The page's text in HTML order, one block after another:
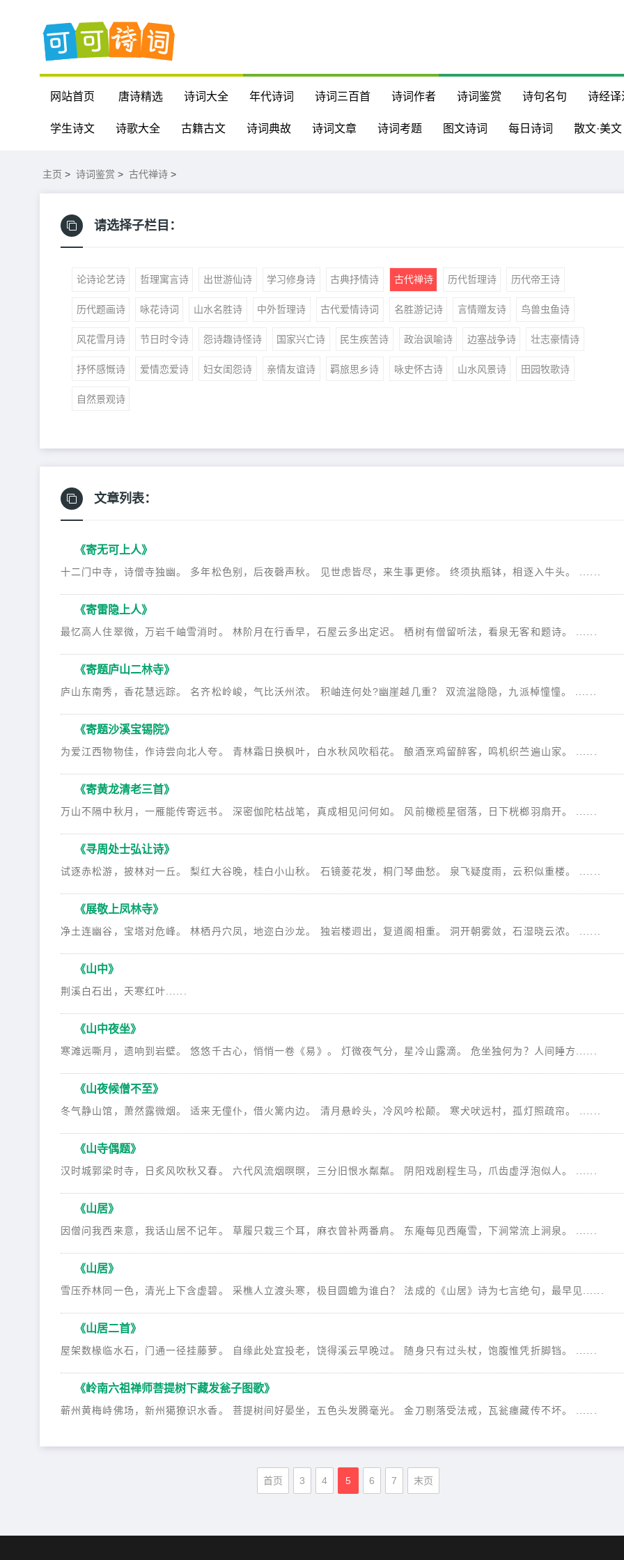
网站首页 唐诗精选 诗词大全 年代诗词 诗词三百首 诗词作者 诗词鉴赏 诗句名句 诗经译
学生诗文 诗歌大全 古籍古文 诗词典故 诗词文章 诗词考题 图文诗词 每日诗词 散文·美文
主页 > 诗词鉴赏 > 古代禅诗 >
请选择子栏目：
论诗论艺诗 哲理寓言诗 出世游仙诗 学习修身诗 古典抒情诗 古代禅诗 历代哲理诗 历代帝王诗
历代题画诗 咏花诗词 山水名胜诗 中外哲理诗 古代爱情诗词 名胜游记诗 言情赠友诗 鸟兽虫鱼诗
风花雪月诗 节日时令诗 怨诗趣诗怪诗 国家兴亡诗 民生疾苦诗 政治讽喻诗 边塞战争诗 壮志豪情诗
抒怀感慨诗 爱情恋爱诗 妇女闺怨诗 亲情友谊诗 羁旅思乡诗 咏史怀古诗 山水风景诗 田园牧歌诗
自然景观诗
文章列表：
《寄无可上人》
十二门中寺，诗僧寺独幽。 多年松色别，后夜磬声秋。 见世虑皆尽，来生事更修。 终须执瓶钵，相逐入牛头。 ......
《寄雷隐上人》
最忆高人住翠微，万岩千岫雪消时。 林阶月在行香早，石屋云多出定迟。 栖树有僧留听法，看泉无客和题诗。 ......
《寄题庐山二林寺》
庐山东南秀，香花慧远踪。 名齐松岭峻，气比沃州浓。 积岫连何处?幽崖越几重？ 双流湓隐隐，九派棹憧憧。 ......
《寄题沙溪宝锡院》
为爱江西物物佳，作诗尝向北人夸。 青林霜日换枫叶，白水秋风吹稻花。 酿酒烹鸡留醉客，鸣机织苎遍山家。 ......
《寄黄龙清老三首》
万山不隔中秋月，一雁能传寄远书。 深密伽陀枯战笔，真成相见问何如。 风前橄榄星宿落，日下桄榔羽扇开。 ......
《寻周处士弘让诗》
试逐赤松游，披林对一丘。 梨红大谷晚，桂白小山秋。 石镜菱花发，桐门琴曲愁。 泉飞疑度雨，云积似重楼。 ......
《展敬上凤林寺》
净土连幽谷，宝塔对危峰。 林栖丹穴凤，地迩白沙龙。 独岩楼迥出，复道阁相重。 洞开朝雾敛，石湿晓云浓。 ......
《山中》
荆溪白石出，天寒红叶......
《山中夜坐》
寒滩远嘶月，遗响到岩壁。 悠悠千古心，悄悄一卷《易》。 灯微夜气分，星冷山露滴。 危坐独何为？人间睡方......
《山夜候僧不至》
冬气静山馆，萧然露微烟。 适来无僮仆，借火篱内边。 清月悬岭头，冷风吟松颠。 寒犬吠远村，孤灯照疏帘。 ......
《山寺偶题》
汉时城郭梁时寺，日炙风吹秋又春。 六代风流烟暝暝，三分旧恨水粼粼。 阴阳戏剧程生马，爪齿虚浮泡似人。 ......
《山居》
因僧问我西来意，我话山居不记年。 草履只栽三个耳，麻衣曾补两番肩。 东庵每见西庵雪，下涧常流上涧泉。 ......
《山居》
雪压乔林同一色，清光上下含虚碧。 采樵人立渡头寒，极目圆蟾为谁白？ 法成的《山居》诗为七言绝句，最早见......
《山居二首》
屋架数椽临水石，门通一径挂藤萝。 自缘此处宜投老，饶得溪云早晚过。 随身只有过头杖，饱腹惟凭折脚铛。 ......
《岭南六祖禅师菩提树下藏发瓮子图歌》
蕲州黄梅峙佛场，新州獦獠识水香。 菩提树间好晏坐，五色头发腾毫光。 金刀剔落受法戒，瓦瓮瘗藏传不坏。 ......
首页 3 4 5 6 7 末页